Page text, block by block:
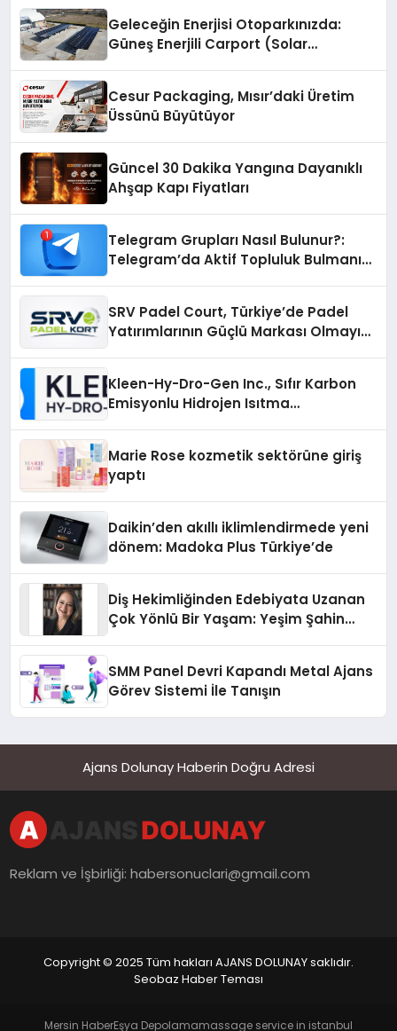
Geleceğin Enerjisi Otoparkınızda:
Güneş Enerjili Carport (Solar
Cesur Packaging, Mısır’daki Üretim
Üssünü Büyütüyor
Güncel 30 Dakika Yangına Dayanıklı
Ahşap Kapı Fiyatları
Telegram Grupları Nasıl Bulunur?:
Telegram’da Aktif Topluluk Bulmanın
SRV Padel Court, Türkiye’de Padel
Yatırımlarının Güçlü Markası Olmayı
Kleen-Hy-Dro-Gen Inc., Sıfır Karbon
Emisyonlu Hidrojen Isıtma
Marie Rose kozmetik sektörüne giriş
yaptı
Daikin’den akıllı iklimlendirmede yeni
dönem: Madoka Plus Türkiye’de
Diş Hekimliğinden Edebiyata Uzanan
Çok Yönlü Bir Yaşam: Yeşim Şahin
SMM Panel Devri Kapandı Metal Ajans
Görev Sistemi İle Tanışın
Ajans Dolunay Haberin Doğru Adresi
Reklam ve İşbirliği:habersonuclari@gmail.com
Copyright © 2025 Tüm hakları AJANS DOLUNAY saklıdır.
Seobaz Haber Teması
Mersin HaberEşya Depolamamassage service in istanbul